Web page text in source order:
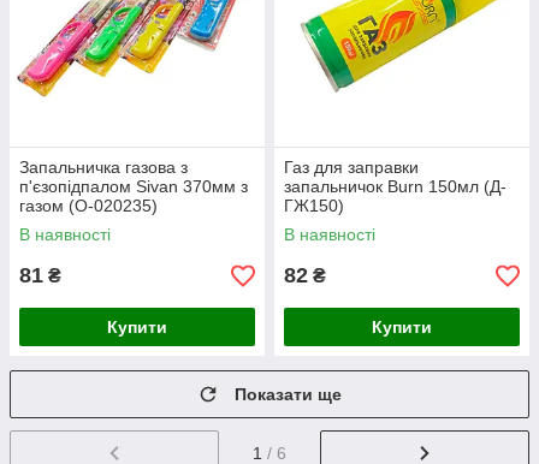
Запальничка газова з
п'єзопідпалом Sivan 370мм з
газом (О-020235)
В наявності
81 ₴
Купити
Газ для заправки
запальничок Burn 150мл (Д-
ГЖ150)
В наявності
82 ₴
Купити
Показати ще
1 / 6